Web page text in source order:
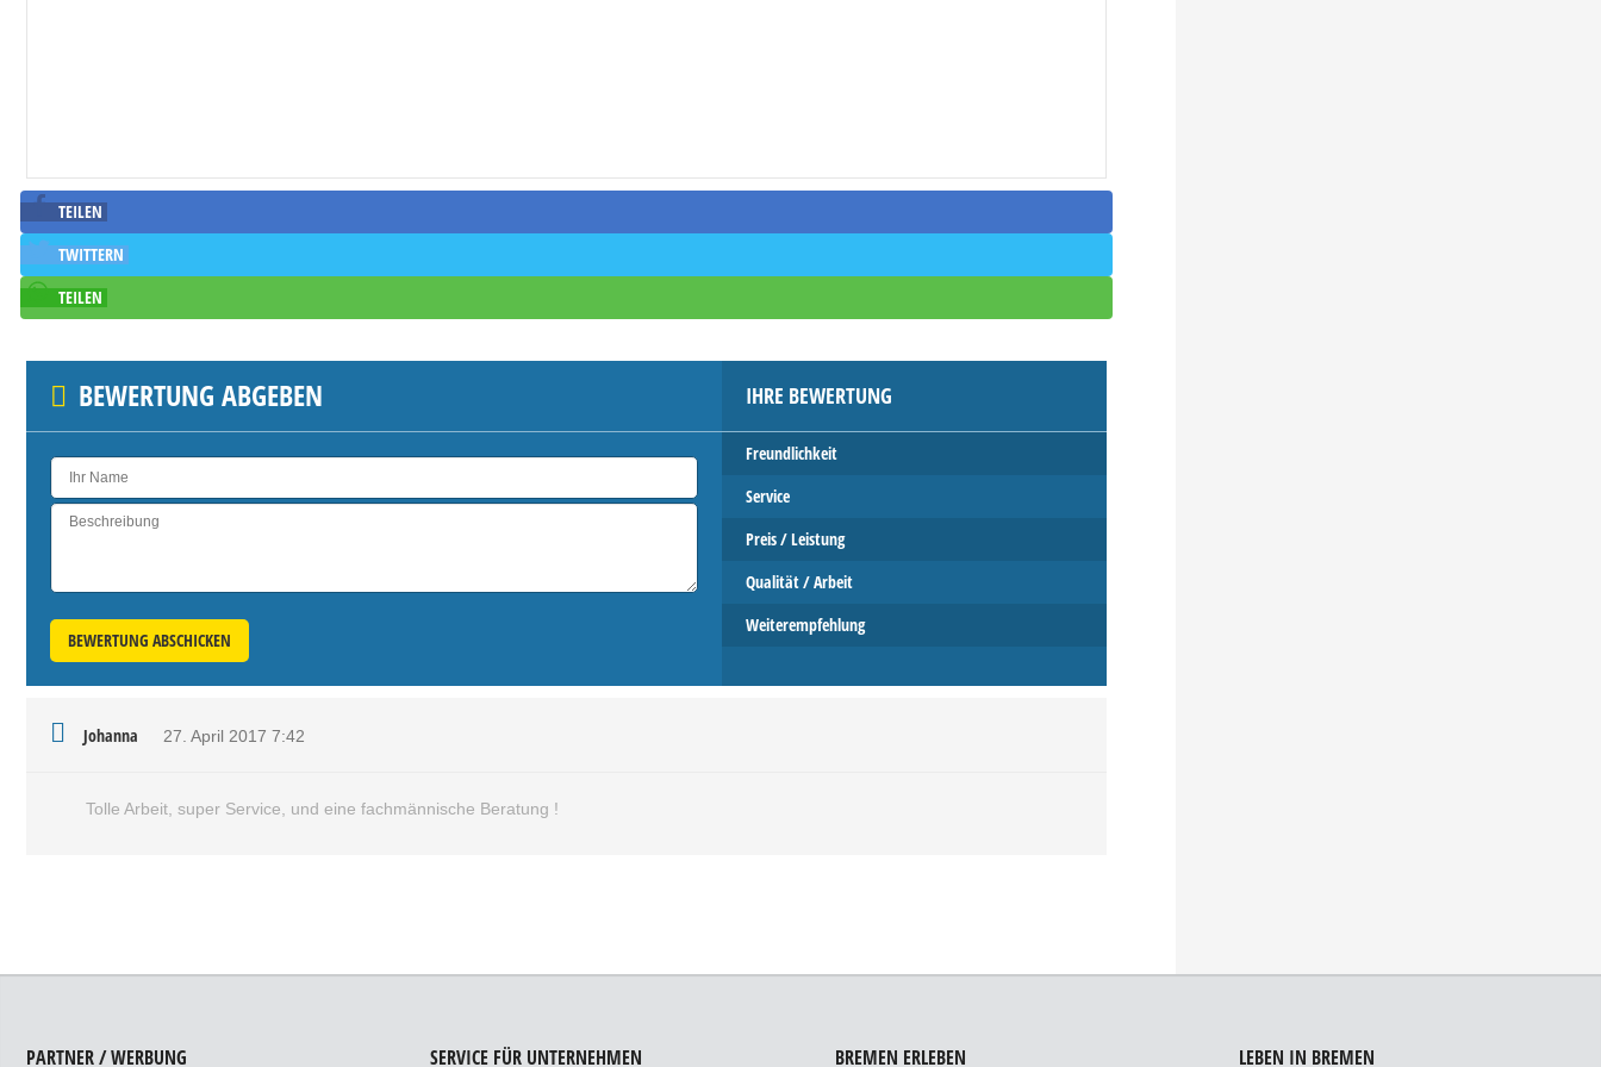
TEILEN
TWITTERN
TEILEN
BEWERTUNG ABGEBEN IHRE BEWERTUNG
Freundlichkeit
Service
Preis / Leistung
Qualität / Arbeit
Weiterempfehlung
BEWERTUNG ABSCHICKEN
Johanna 27. April 2017 7:42
Tolle Arbeit, super Service, und eine fachmännische Beratung !
PARTNER / WERBUNG SERVICE FÜR UNTERNEHMEN BREMEN ERLEBEN LEBEN IN BREMEN